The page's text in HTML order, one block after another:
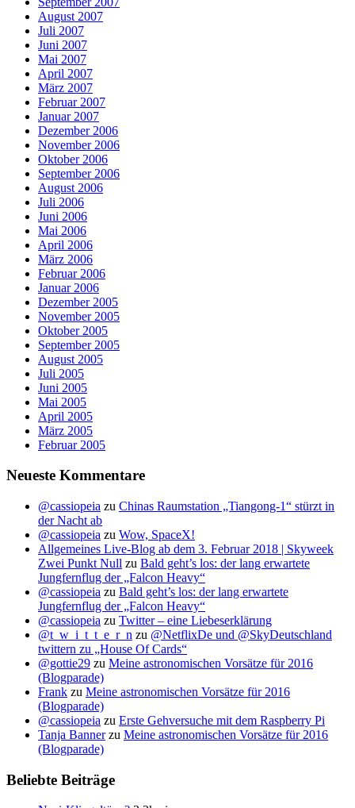
August 2007
Juli 2007
Juni 2007
Mai 2007
April 2007
März 2007
Februar 2007
Januar 2007
Dezember 2006
November 2006
Oktober 2006
September 2006
August 2006
Juli 2006
Juni 2006
Mai 2006
April 2006
März 2006
Februar 2006
Januar 2006
Dezember 2005
November 2005
Oktober 2005
September 2005
August 2005
Juli 2005
Juni 2005
Mai 2005
April 2005
März 2005
Februar 2005
Neueste Kommentare
@cassiopeia zu Chinas Raumstation „Tiangong-1“ stürzt in
der Nacht ab
@cassiopeia zu Wow, SpaceX!
Allgemeines Live-Blog ab dem 3. Februar 2018 | Skyweek
Zwei Punkt Null zu Bald geht’s los: der lang erwartete
Jungfernflug der „Falcon Heavy“
@cassiopeia zu Bald geht’s los: der lang erwartete
Jungfernflug der „Falcon Heavy“
@cassiopeia zu Twitter – eine Liebeserklärung
@t_w_i_t_t_e_r_n zu @NetflixDe und @SkyDeutschland
twittern zu „House Of Cards“
@gottie29 zu Meine astronomischen Vorsätze für 2016
(Blogparade)
Frank zu Meine astronomischen Vorsätze für 2016
(Blogparade)
@cassiopeia zu Erste Gehversuche mit dem Raspberry Pi
Tanja Bannerzu Meine astronomischen Vorsätze für 2016
(Blogparade)
Beliebte Beiträge